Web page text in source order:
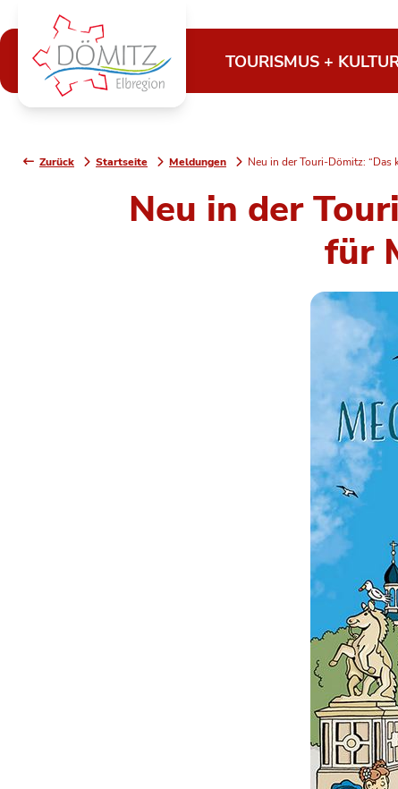
TOURISMUS +
Zurück Startseite Meldungen Neu in der Touri-Dömitz:
Neu in der
für